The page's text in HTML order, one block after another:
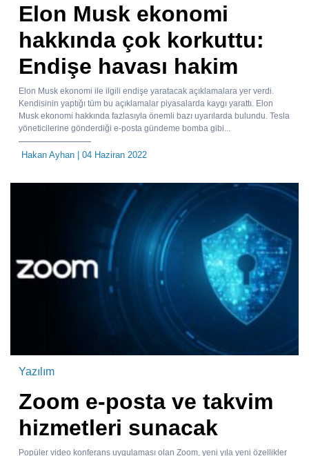
Elon Musk ekonomi
hakkında çok korkuttu:
Endişe havası hakim
Elon Musk ekonomi ile ilgili endişe yaratacak açıklamalara yer verdi.
Kendisinin yaptığı tüm bu açıklamalar piyasalarda kaygı yarattı. Elon
Musk ekonomi hakkında fazlasıyla önemli bazı uyarılarda bulundu. Tesla
yöneticilerine gönderdiği e-posta gündeme bomba gibi...
Hakan Ayhan | 04 Haziran 2022
Yazılım
Zoom e-posta ve takvim
hizmetleri sunacak
Popüler video konferans uygulaması olan Zoom, yeni yıla yeni özellikler